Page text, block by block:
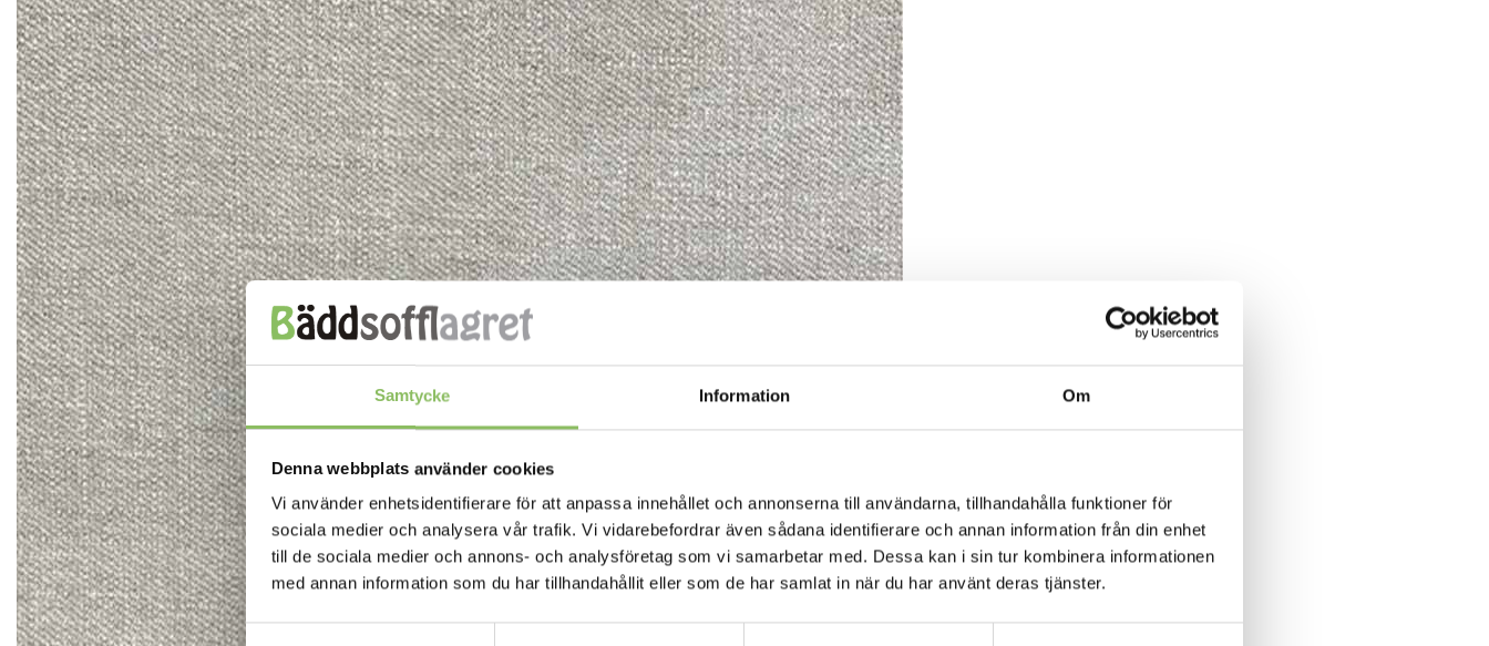
Samtycke Information Om
Denna webbplats använder cookies
Vi använder enhetsidentifierare för att anpassa innehållet och annonserna till användarna, tillhandahålla funktioner för
sociala medier och analysera vår trafik. Vi vidarebefordrar även sådana identifierare och annan information från din enhet
till de sociala medier och annons- och analysföretag som vi samarbetar med. Dessa kan i sin tur kombinera informationen
med annan information som du har tillhandahållit eller som de har samlat in när du har använt deras tjänster.
Samtyckesval